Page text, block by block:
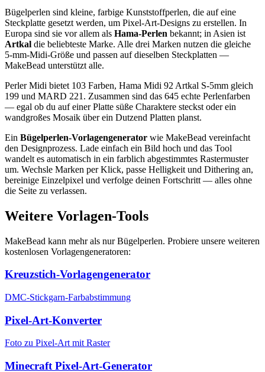
Bügelperlen sind kleine, farbige Kunststoffperlen, die auf eine
Steckplatte gesetzt werden, um Pixel-Art-Designs zu erstellen. In
Europa sind sie vor allem als Hama-Perlen bekannt; in Asien ist
Artkal die beliebteste Marke. Alle drei Marken nutzen die gleiche
5-mm-Midi-Größe und passen auf dieselben Steckplatten —
MakeBead unterstützt alle.
Perler Midi bietet 103 Farben, Hama Midi 92 Artkal S-5mm gleich
199 und MARD 221. Zusammen sind das 645 echte Perlenfarben
— egal ob du auf einer Platte süße Charaktere steckst oder ein
wandgroßes Mosaik über ein Dutzend Platten planst.
Ein Bügelperlen-Vorlagengenerator wie MakeBead vereinfacht
den Designprozess. Lade einfach ein Bild hoch und das Tool
wandelt es automatisch in ein farblich abgestimmtes Rastermuster
um. Wechsle Marken per Klick, passe Helligkeit und Dithering an,
bereinige Einzelpixel und verfolge deinen Fortschritt — alles ohne
die Seite zu verlassen.
Weitere Vorlagen-Tools
MakeBead kann mehr als nur Bügelperlen. Probiere unsere weiteren
kostenlosen Vorlagengeneratoren:
Kreuzstich-Vorlagengenerator
DMC-Stickgarn-Farbabstimmung
Pixel-Art-Konverter
Foto zu Pixel-Art mit Raster
Minecraft Pixel-Art-Generator